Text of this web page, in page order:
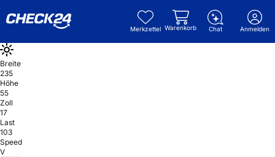
Merkzettel Warenkorb Chat Anmelden
Breite
235
Höhe
55
Zoll
17
Last
103
Speed
V